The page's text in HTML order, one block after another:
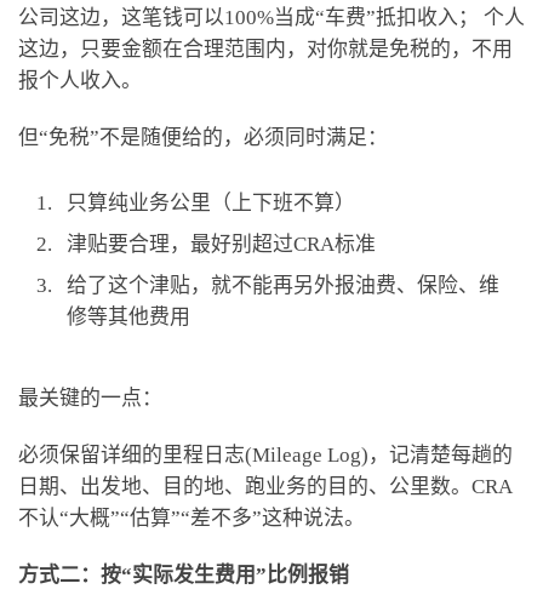
公司这边，这笔钱可以100%当成“车费”抵扣收入； 个人
这边，只要金额在合理范围内，对你就是免税的，不用
报个人收入。
但“免税”不是随便给的，必须同时满足：
只算纯业务公里（上下班不算）
津贴要合理，最好别超过CRA标准
给了这个津贴，就不能再另外报油费、保险、维
修等其他费用
最关键的一点：
必须保留详细的里程日志(Mileage Log)，记清楚每趟的
日期、出发地、目的地、跑业务的目的、公里数。CRA
不认“大概”“估算”“差不多”这种说法。
方式二：按“实际发生费用”比例报销